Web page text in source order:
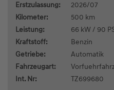
Erstzulassung:
2026/07
Kilometer:
500 km
Leistung:
66 kW / 90
Kraftstoff:
Benzin
Getriebe:
Automatik
Fahrzeugart:
Int. Nr:
TZ699680